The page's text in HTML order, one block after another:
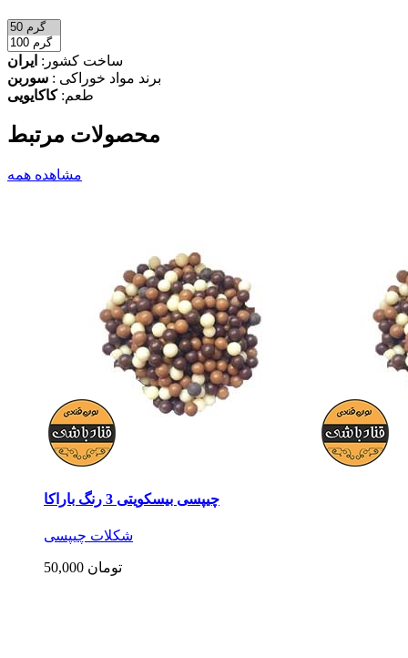
ساخت کشور: ایران
برند مواد خوراکی : سوربن
طعم:کاکایویی
محصولات مرتبط
مشاهده همه
چیپسی بیسکویتی 3 رنگ باراکا
شکلات چیپسی
50,000 تومان